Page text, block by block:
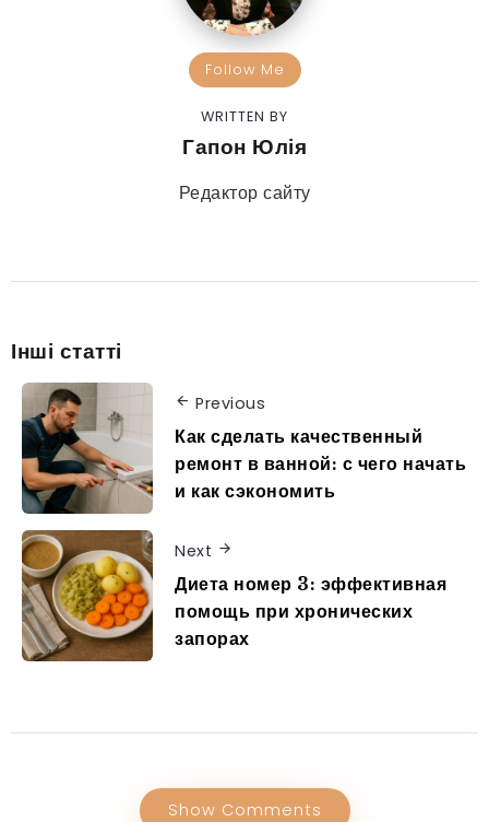
Follow Me
WRITTEN BY
Гапон Юлія
Редактор сайту
Інші статті
Previous
Как сделать качественный
ремонт в ванной: с чего начать
и как сэкономить
Next
Диета номер 3: эффективная
помощь при хронических
запорах
Show Comments